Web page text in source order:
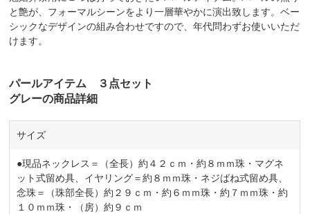
と艶が、フォーマルシーンをより一層華やかに演出致します。ベー
シックなデザインの組み合わせですので、年代問わずお使いいただ
けます。
パールアイテム ３点セット
グレーの商品詳細
サイズ
●現品ネックレス＝（全長）約４２ｃｍ・約８ｍｍ珠・マグネ
ット式留め具、イヤリング＝約８ｍｍ珠・ネジばね式留め具、
念珠＝（珠部全長）約２９ｃｍ・約６ｍｍ珠・約７ｍｍ珠・約
１０ｍｍ珠・（房）約９ｃｍ